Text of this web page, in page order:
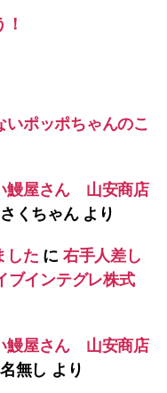
いポッポちゃんのこ
鰻屋さん 山安商店
さくちゃんより
した に 右手人差し
ブインテグレ株式
鰻屋さん 山安商店
名無し より